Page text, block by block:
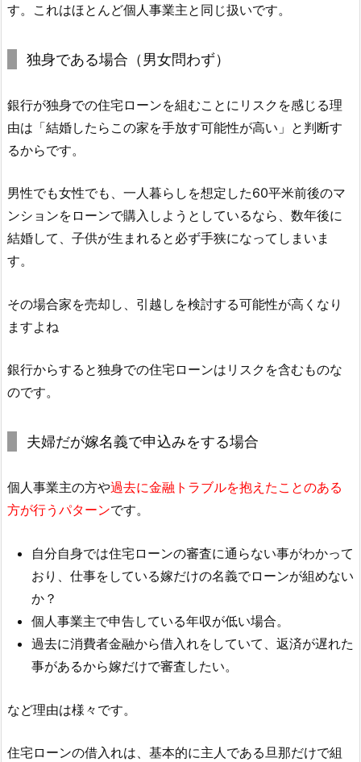
す。これはほとんど個人事業主と同じ扱いです。
独身である場合（男女問わず）
銀行が独身での住宅ローンを組むことにリスクを感じる理
由は「結婚したらこの家を手放す可能性が高い」と判断す
るからです。
男性でも女性でも、一人暮らしを想定した60平米前後のマ
ンションをローンで購入しようとしているなら、数年後に
結婚して、子供が生まれると必ず手狭になってしまいま
す。
その場合家を売却し、引越しを検討する可能性が高くなり
ますよね
銀行からすると独身での住宅ローンはリスクを含むものな
のです。
夫婦だが嫁名義で申込みをする場合
個人事業主の方や過去に金融トラブルを抱えたことのある
方が行うパターンです。
自分自身では住宅ローンの審査に通らない事がわかって
おり、仕事をしている嫁だけの名義でローンが組めない
か？
個人事業主で申告している年収が低い場合。
過去に消費者金融から借入れをしていて、返済が遅れた
事があるから嫁だけで審査したい。
など理由は様々です。
住宅ローンの借入れは、基本的に主人である旦那だけで組